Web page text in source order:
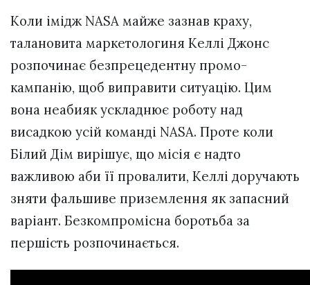
Коли імідж NASA майже зазнав краху,
талановита маркетологиня Келлі Джонс
розпочинає безпрецедентну промо-
кампанію, щоб виправити ситуацію. Цим
вона неабияк ускладнює роботу над
висадкою усій команді NASA. Проте коли
Білий Дім вирішує, що місія є надто
важливою аби її провалити, Келлі доручають
зняти фальшиве приземлення як запасний
варіант. Безкомпромісна боротьба за
першість розпочинається.